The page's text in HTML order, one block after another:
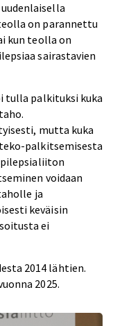
on parannettu
kun teolla on
sairastavien
tulla palkituksi kuka
mutta kuka
palkitsemisesta
voidaan
ja
keväisin
ei
2014 lähtien.
2025.